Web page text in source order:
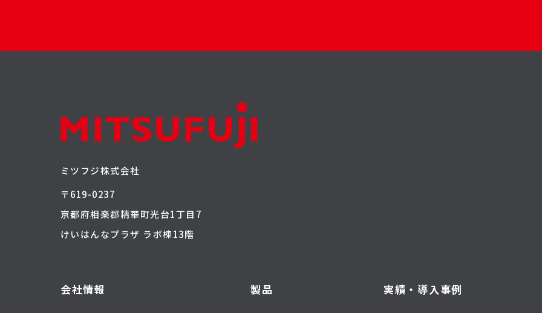
ミツフジ株式会社
〒619-0237
京都府相楽郡精華町光台1丁目7
けいはんなプラザ ラボ棟13階
会社情報 製品
実績・導入事例